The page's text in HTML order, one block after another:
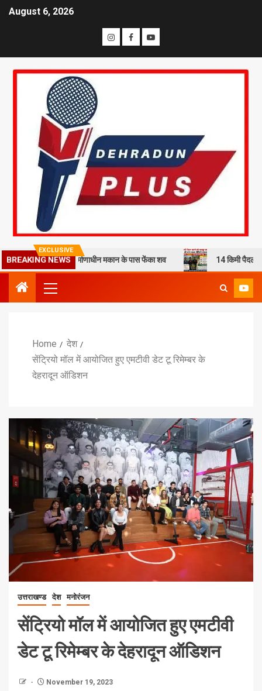
August 6, 2026
EXCLUSIVE
BREAKING NEWS
हत्या कर निर्माणाधीन मकान के पास फेंका शव 14 किमी पैदल चलने को
Home
देश
सेंट्रियो मॉल में आयोजित हुए एमटीवी डेट टू रिमेम्बर के
देहरादून ऑडिशन
उत्तराखण्ड देश मनोरंजन
सेंट्रियो मॉल में आयोजित हुए एमटीवी
डेट टू रिमेम्बर के देहरादून ऑडिशन
November 19, 2023